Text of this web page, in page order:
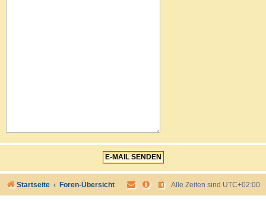
Startseite Foren-Übersicht Alle Zeiten sind UTC+02:00